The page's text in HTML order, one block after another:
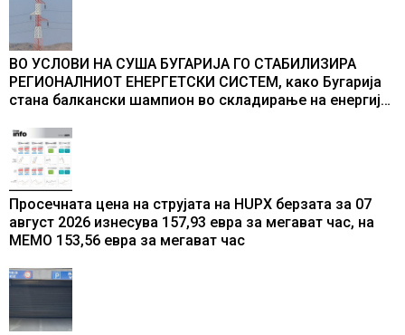
ВО УСЛОВИ НА СУША БУГАРИЈА ГО СТАБИЛИЗИРА
РЕГИОНАЛНИОТ ЕНЕРГЕТСКИ СИСТЕМ, како Бугарија
стана балкански шампион во складирање на енергија
Просечната цена на струјата на HUPX берзата за 07
август 2026 изнесува 157,93 евра за мегават час, на
МЕМО 153,56 евра за мегават час